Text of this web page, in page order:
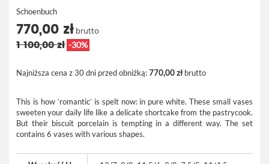
Schoenbuch
770,00 zł brutto
1 100,00 zł -30%
Najniższa cena z 30 dni przed obniżką:770,00 złbrutto
This is how ‘romantic’ is spelt now: in pure white. These small vases
sweeten your daily life like a delicate shortcake from the pastrycook.
But their biscuit porcelain is tempting in a different way. The set
contains 6 vases with various shapes.